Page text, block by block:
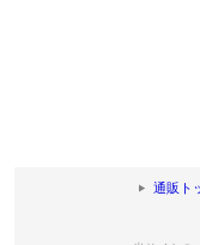
通販ト